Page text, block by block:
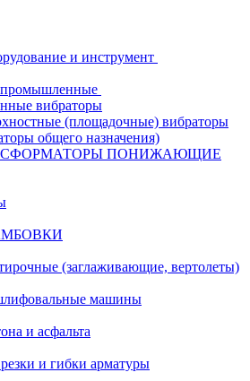
и инструмент
вибраторы
(площадочные) вибраторы
общего назначения)
ПОНИЖАЮЩИЕ
(заглаживающие, вертолеты)
машины
и асфальта
и гибки арматуры